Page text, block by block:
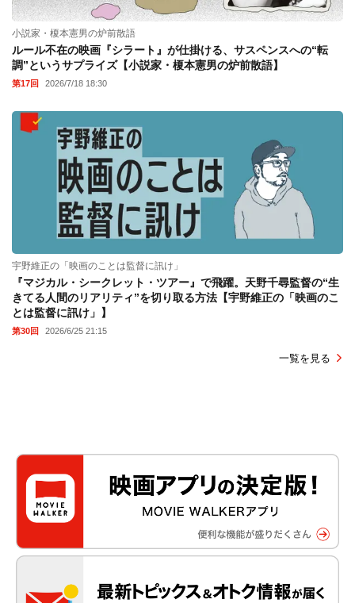
小説家・榎本憲男の炉前散語
ルール不在の映画『シラート』が仕掛ける、サスペンスへの“転
調”というサプライズ【小説家・榎本憲男の炉前散語】
第17回 2026/7/18 18:30
宇野維正の「映画のことは監督に訊け」
『マジカル・シークレット・ツアー』で飛躍。天野千尋監督の“生
きてる人間のリアリティ”を切り取る方法【宇野維正の「映画のこ
とは監督に訊け」】
第30回 2026/6/25 21:15
一覧を見る